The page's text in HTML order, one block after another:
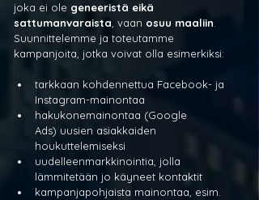
joka ei ole geneeristä eikä
sattumanvaraista, vaan osuu maaliin.
Suunnittelemme ja toteutamme
kampanjoita, jotka voivat olla esimerkiksi:
tarkkaan kohdennettua Facebook- ja
Instagram-mainontaa
hakukonemainontaa (Google
Ads) uusien asiakkaiden
houkuttelemiseksi
uudelleenmarkkinointia, jolla
lämmitetään jo käyneet kontaktit
kampanjapohjaista mainontaa, esim.